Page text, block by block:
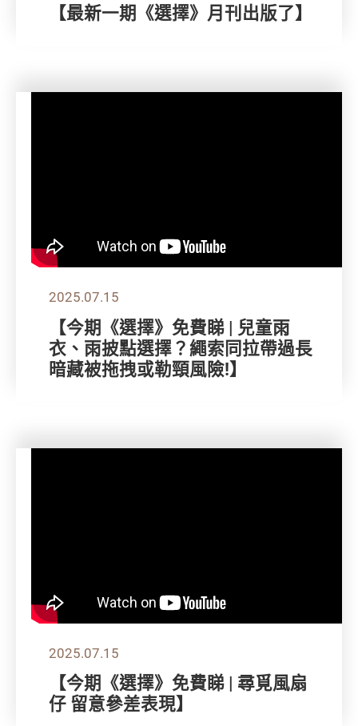
【最新一期《選擇》月刊出版了】
2025.07.15
【今期《選擇》免費睇 | 兒童雨
衣、雨披點選擇？繩索同拉帶過長
暗藏被拖拽或勒頸風險!】
2025.07.15
【今期《選擇》免費睇 | 尋覓風扇
仔 留意參差表現】